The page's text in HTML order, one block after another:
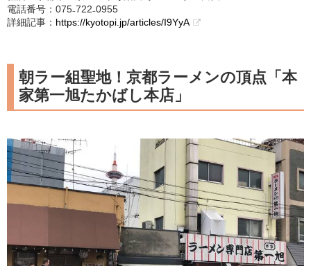
電話番号：075₋722₋0955
詳細記事： https://kyotopi.jp/articles/I9YyA
朝ラー組聖地！京都ラーメンの頂点「本
家第一旭たかばし本店」